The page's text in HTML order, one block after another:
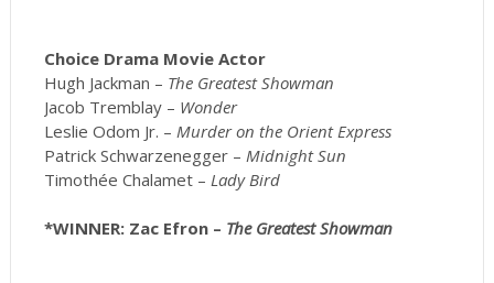
Choice Drama Movie Actor
Hugh Jackman – The Greatest Showman
Jacob Tremblay – Wonder
Leslie Odom Jr. – Murder on the Orient Express
Patrick Schwarzenegger – Midnight Sun
Timothée Chalamet – Lady Bird
*WINNER: Zac Efron – The Greatest Showman